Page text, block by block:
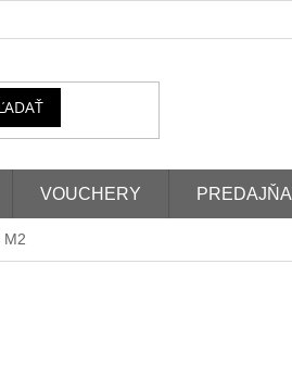
VOUCHERY PREDAJŇA
M2